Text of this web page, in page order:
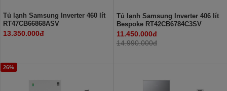
Tủ lạnh Samsung Inverter 460 lít
RT47CB66868ASV
13.350.000đ
Tủ lạnh Samsung Inverter 406 lít
Bespoke RT42CB6784C3SV
11.450.000đ
14.990.000đ
26%